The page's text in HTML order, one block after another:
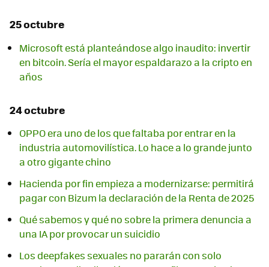
25 octubre
Microsoft está planteándose algo inaudito: invertir
en bitcoin. Sería el mayor espaldarazo a la cripto en
años
24 octubre
OPPO era uno de los que faltaba por entrar en la
industria automovilística. Lo hace a lo grande junto
a otro gigante chino
Hacienda por fin empieza a modernizarse: permitirá
pagar con Bizum la declaración de la Renta de 2025
Qué sabemos y qué no sobre la primera denuncia a
una IA por provocar un suicidio
Los deepfakes sexuales no pararán con solo